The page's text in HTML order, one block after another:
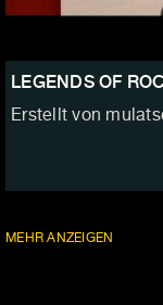
LEGENDS OF
Erstellt von
MEHR ANZEIGEN